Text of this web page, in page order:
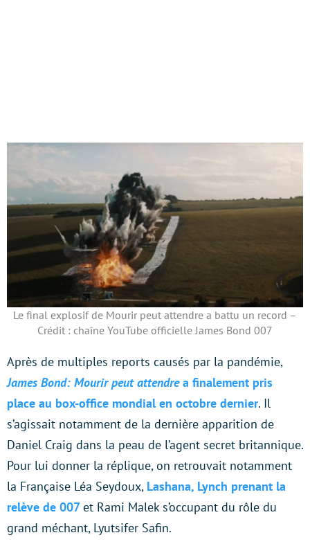
Le final explosif de Mourir peut attendre a battu un record –
Crédit : chaîne YouTube officielle James Bond 007
Après de multiples reports causés par la pandémie,
James Bond: Mourir peut attendrea finalement pris
place au box-office mondial en octobre dernier. Il
s’agissait notamment de la dernière apparition de
Daniel Craig dans la peau de l’agent secret britannique.
Pour lui donner la réplique, on retrouvait notamment
la Française Léa Seydoux, Lashana, Lynch prenant la
relève de 007et Rami Malek s’occupant du rôle du
grand méchant, Lyutsifer Safin.